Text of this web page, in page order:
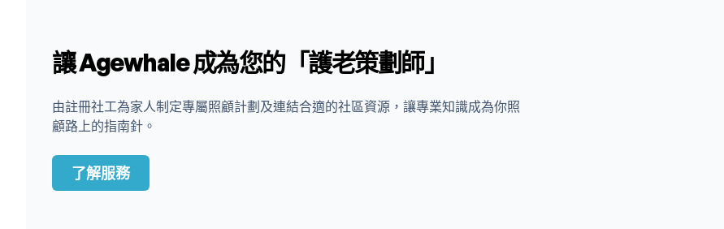
讓 Agewhale 成為您的「護老策劃師」
由註冊社工為家人制定專屬照顧計劃及連結合適的社區資源，讓專業知識成為你照
顧路上的指南針。
了解服務